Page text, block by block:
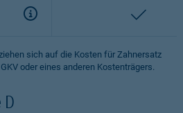
sich auf die Kosten für Zahnersatz
oder eines anderen Kostenträgers.
D